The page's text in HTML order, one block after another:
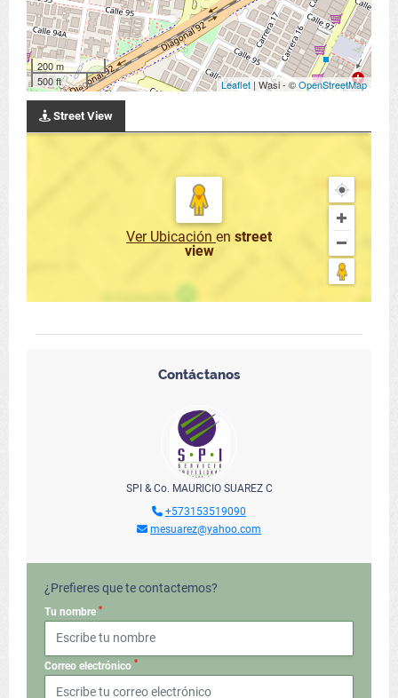
200 m
500 ft
Leaflet | Wasi - ©OpenStreetMap
Street View
Ver Ubicación en street
view
Contáctanos
SPI & Co. MAURICIO SUAREZ C
+573153519090
mesuarez@yahoo.com
¿Prefieres que te contactemos?
Tu nombre *
Correo electrónico *